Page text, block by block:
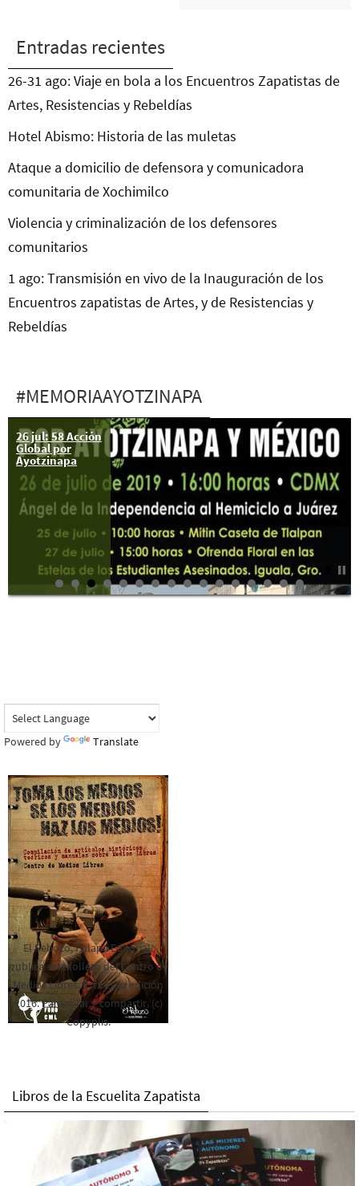
Entradas recientes
26-31 ago: Viaje en bola a los Encuentros Zapatistas de
Artes, Resistencias y Rebeldías
Hotel Abismo: Historia de las muletas
Ataque a domicilio de defensora y comunicadora
comunitaria de Xochimilco
Violencia y criminalización de los defensores
comunitarios
1 ago: Transmisión en vivo de la Inauguración de los
Encuentros zapatistas de Artes, y de Resistencias y
Rebeldías
#MEMORIAAYOTZINAPA
26 jul: 58 Acción
Global por
Ayotzinapa
Ayotzinapa: 43
meses de
injusticia, 43
meses de lucha
Powered by Translate
El Rebozo, Palapa Editorial,
publica este folleto del Centro de
Medios Libres. Esta es la edición
2016. Para rolar y compartir. (c)
Copyplis.
Libros de la Escuelita Zapatista